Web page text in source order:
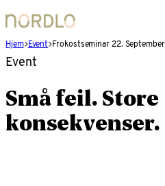
Hjem Event Frokostseminar 22.
Event
Små feil. Store
konsekvenser.